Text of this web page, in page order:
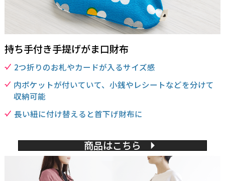
持ち手付き手提げがま口財布
2つ折りのお札やカードが入るサイズ感
内ポケットが付いていて、小銭やレシートなどを分けて
収納可能
長い紐に付け替えると首下げ財布に
商品はこちら